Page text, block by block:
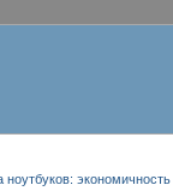
ноутбуков: